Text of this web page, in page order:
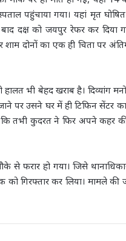
पहुंचाया गया। यहां मृत
दक्ष को जयपुर रेफर कर दिया
शाम दोनों का एक ही चिता पर
भी बेहद खराब है। दिव्यांग
पर उसने घर में ही टिफिन सेंटर
कि तभी कुदरत ने फिर अपने कहर
से फरार हो गया। जिसे
गिरफ्तार कर लिया। मामले की